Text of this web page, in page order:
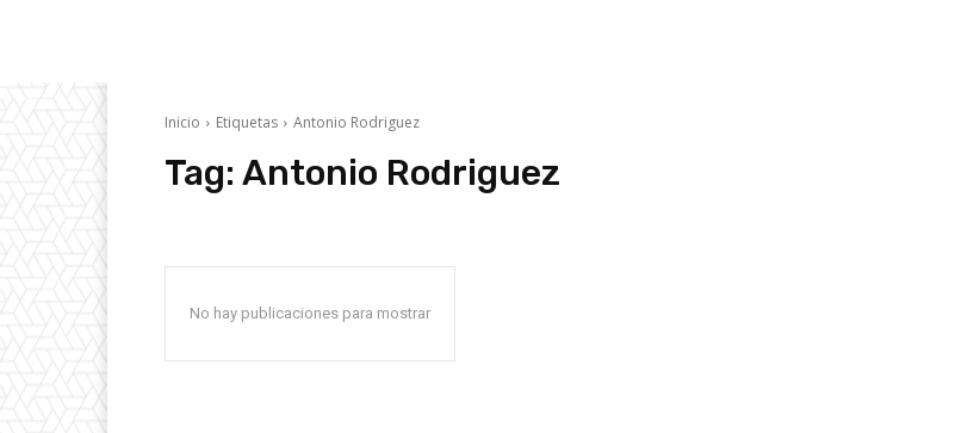
Inicio Etiquetas Antonio Rodriguez
Tag: Antonio Rodriguez
No hay publicaciones para mostrar